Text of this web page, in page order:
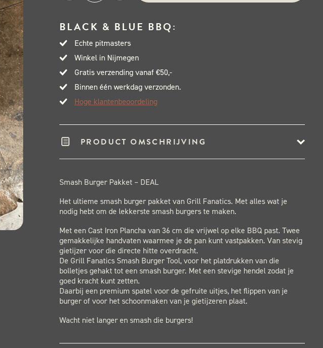
-
DEAL
aantal
BLACK & BLUE BBQ:
Echte pitmasters
Winkel in Nijmegen
Gratis verzending vanaf €50,-
Binnen één werkdag verzonden.
Hoge klantenbeoordeling
PRODUCT OMSCHRIJVING
Smash Burger Pakket – DEAL
Het ultieme smash burger pakket van Grill Fanatics. Met alles wat je
nodig hebt om de lekkerste smash burgers te maken.
Met een Cast Iron Plancha van 36 cm die vrijwel op elke BBQ past. Twee
gemakkelijke handvaten waarmee je de pan kunt vastpakken. Van stevig
gietijzer voor die directe hitte overdracht.
De Grill Fanatics Smash Burger Tool, voor het platdrukken van die
bolletjes gehakt tot een smash burger. Met een stevige hendel zodat je
goed kracht kunt zetten.
Daarbij een premium spatel voor de gefruite uitjes, het flippen van je
burger of voor het schoonmaken van je gietijzeren plaat.
Wacht niet langer en smash die burgers!